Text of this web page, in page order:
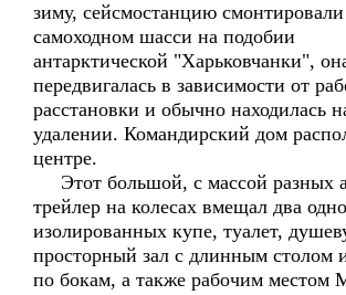
зиму, сейсмостанцию
самоходном шасси на подобии
антарктической "Харьковчанки",
передвигалась в зависимости от
расстановки и обычно находилась
удалении. Командирский дом
центре.
Этот большой, с массой разных
трейлер на колесах вмещал два
изолированных купе, туалет,
просторный зал с длинным столом
по бокам, а также рабочим местом